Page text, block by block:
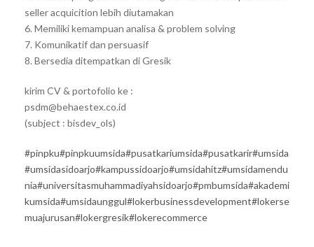
seller acquicition lebih diutamakan
6. Memiliki kemampuan analisa & problem solving
7. Komunikatif dan persuasif
8. Bersedia ditempatkan di Gresik
kirim CV & portofolio ke :
psdm@behaestex.co.id
(subject : bisdev_ols)
#pinpku#pinpkuumsida#pusatkariumsida#pusatkarir#umsida
#umsidasidoarjo#kampussidoarjo#umsidahitz#umsidamendu
nia#universitasmuhammadiyahsidoarjo#pmbumsida#akademi
kumsida#umsidaunggul#lokerbusinessdevelopment#lokerse
muajurusan#lokergresik#lokerecommerce